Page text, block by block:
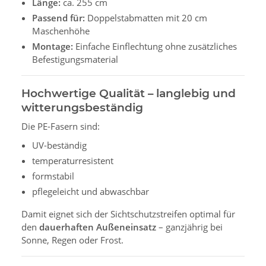
Passend für: Doppelstabmatten mit 20 cm
Maschenhöhe
Montage: Einfache Einflechtung ohne zusätzliches
Befestigungsmaterial
Hochwertige Qualität – langlebig und
witterungsbeständig
Die PE-Fasern sind:
UV-beständig
temperaturresistent
formstabil
pflegeleicht und abwaschbar
Damit eignet sich der Sichtschutzstreifen optimal für
den dauerhaften Außeneinsatz – ganzjährig bei
Sonne, Regen oder Frost.